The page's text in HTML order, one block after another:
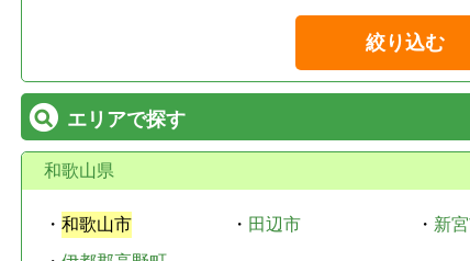
絞り込む
エリアで探す
和歌山県
・ 和歌山市 ・ 田辺市 ・ 新